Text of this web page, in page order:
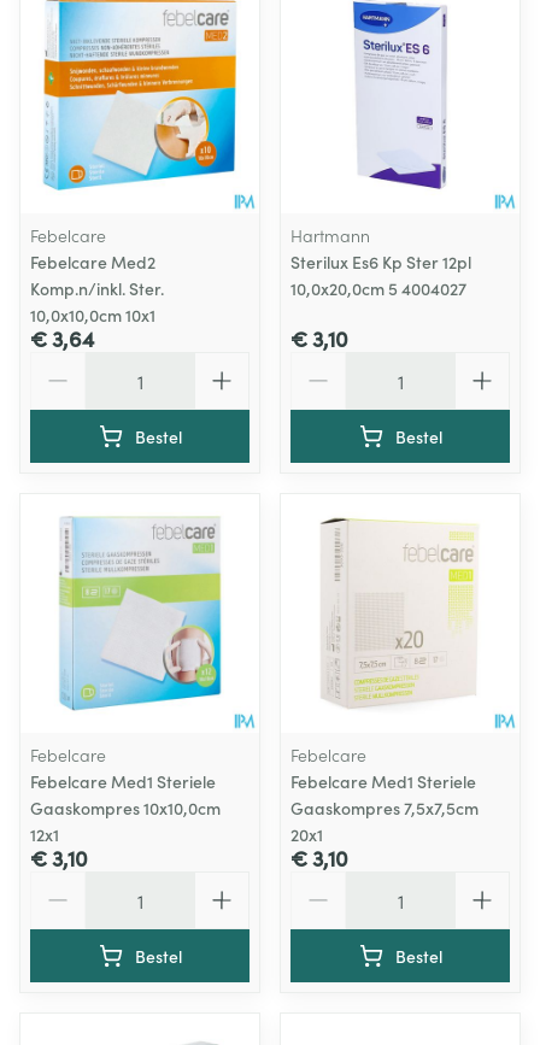
Febelcare
Febelcare Med2
Komp.n/inkl. Ster.
10,0x10,0cm 10x1
€ 3,64
Bestel
Hartmann
Sterilux Es6 Kp Ster 12pl
10,0x20,0cm 5 4004027
€ 3,10
Bestel
Febelcare
Febelcare Med1 Steriele
Gaaskompres 10x10,0cm
12x1
€ 3,10
Bestel
Febelcare
Febelcare Med1 Steriele
Gaaskompres 7,5x7,5cm
20x1
€ 3,10
Bestel